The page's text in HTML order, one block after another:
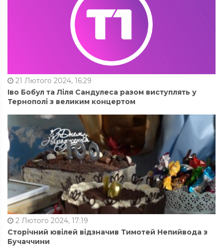
21 Лютого 2024, 16:29
Іво Бобул та Ліля Сандулеса разом виступлять у
Тернополі з великим концертом
2 Лютого 2024, 17:19
Сторічний ювілей відзначив Тимотей Непийвода з
Бучаччини